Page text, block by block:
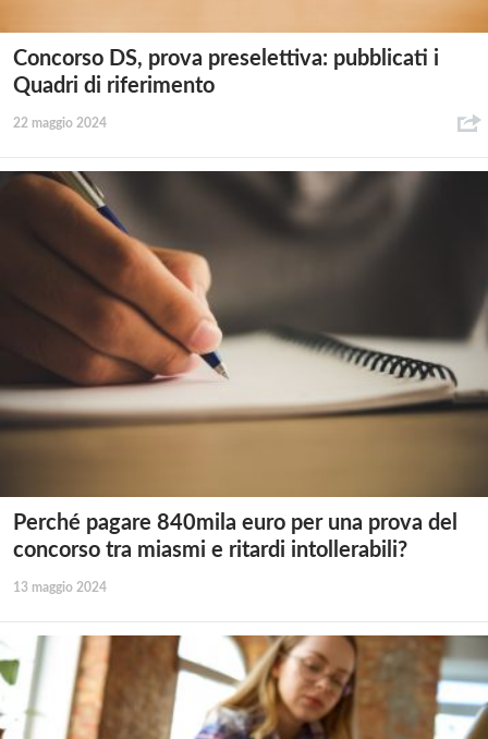
Concorso DS, prova preselettiva: pubblicati i
Quadri di riferimento
22 maggio 2024
Perché pagare 840mila euro per una prova del
concorso tra miasmi e ritardi intollerabili?
13 maggio 2024